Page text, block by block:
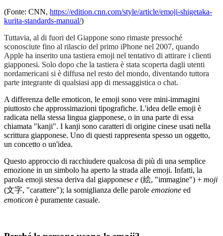
(Fonte: CNN, https://edition.cnn.com/style/article/emoji-shigetaka-
kurita-standards-manual/)
Tuttavia, al di fuori del Giappone sono rimaste pressoché
sconosciute fino al rilascio del primo iPhone nel 2007, quando
Apple ha inserito una tastiera emoji nel tentativo di attirare i clienti
giapponesi. Solo dopo che la tastiera è stata scoperta dagli utenti
nordamericani si è diffusa nel resto del mondo, diventando tuttora
parte integrante di qualsiasi app di messaggistica o chat.
A differenza delle emoticon, le emoji sono vere mini-immagini
piuttosto che approssimazioni tipografiche. L'idea delle emoji è
radicata nella stessa lingua giapponese, o in una parte di essa
chiamata "kanji". I kanji sono caratteri di origine cinese usati nella
scrittura giapponese. Uno di questi rappresenta spesso un oggetto,
un concetto o un'idea.
Questo approccio di racchiudere qualcosa di più di una semplice
emozione in un simbolo ha aperto la strada alle emoji. Infatti, la
parola emoji stessa deriva dal giapponese e (絵, "immagine") + moji
(文字, "carattere"); la somiglianza delle parole emozione ed
emoticon è puramente casuale.